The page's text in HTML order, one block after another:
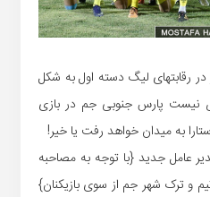
رقابتهای لیگ دسته اول به شکل
پارس جنوبی جم در بازی
به میدان خواهد رفت یا خیر!
جدید {با توجه به مصاحبه
و ترک شهر جم از سوی بازیکنان}